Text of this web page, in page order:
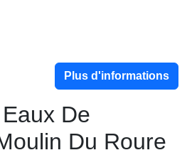
Plus d'informations
De
Du Roure